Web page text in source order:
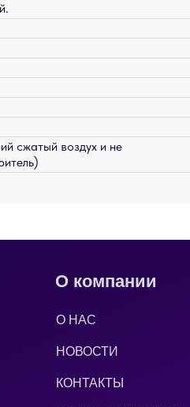
сжатый воздух и не
КОНТАКТЫ
НОВОСТИ
О НАС
О компании